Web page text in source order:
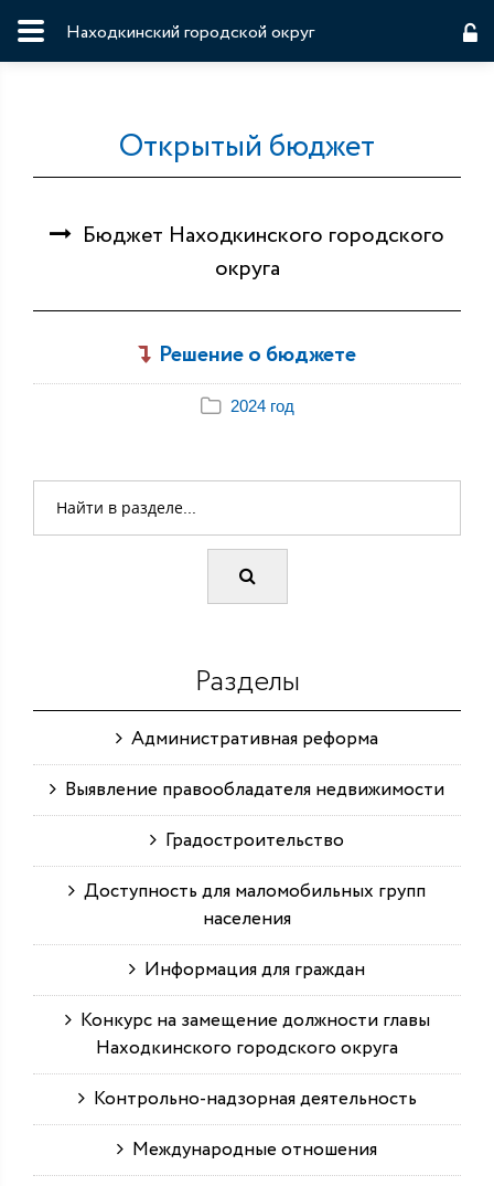
Находкинский городской округ
Открытый бюджет
Бюджет Находкинского городского
округа
Решение о бюджете
2024 год
Разделы
Административная реформа
Выявление правообладателя недвижимости
Градостроительство
Доступность для маломобильных групп
населения
Информация для граждан
Конкурс на замещение должности главы
Находкинского городского округа
Контрольно-надзорная деятельность
Международные отношения